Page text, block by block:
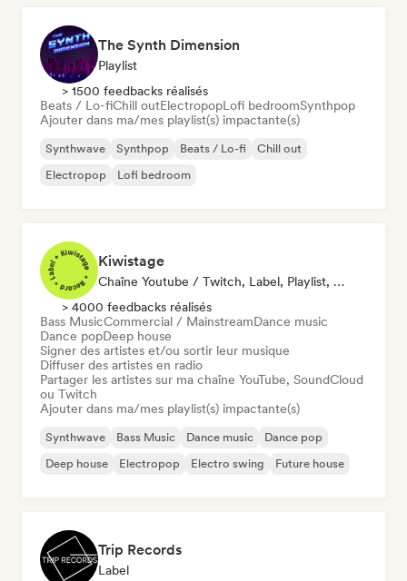
The Synth Dimension
Playlist
> 1500 feedbacks réalisés
Beats / Lo-fiChill outElectropopLofi bedroomSynthpop
Ajouter dans ma/mes playlist(s) impactante(s)
Synthwave Synthpop Beats / Lo-fi
Chill out
Electropop
Lofi bedroom
Kiwistage
Chaîne Youtube / Twitch, Label, Playlist, Radio
> 4000 feedbacks réalisés
Bass MusicCommercial / MainstreamDance music
Dance popDeep house
Signer des artistes et/ou sortir leur musique
Diffuser des artistes en radio
Partager les artistes sur ma chaîne YouTube, SoundCloud
ou Twitch
Ajouter dans ma/mes playlist(s) impactante(s)
Synthwave Bass Music Dance music
Dance pop
Deep house
Electropop Electro swing Future house
Trip Records
Label